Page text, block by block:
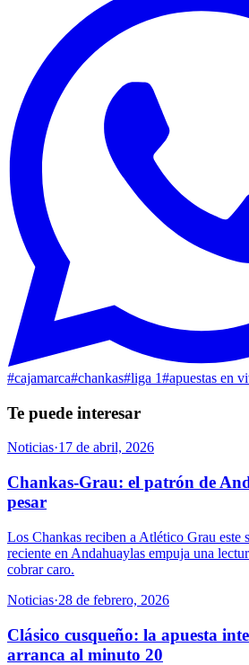
#cajamarca#chankas#liga 1#apuestas en
Te puede interesar
Noticias·17 de abril, 2026
Chankas-Grau: el patrón de
pesar
Los Chankas reciben a Atlético Grau este
reciente en Andahuaylas empuja una
cobrar caro.
Noticias·28 de febrero, 2026
Clásico cusqueño: la apuesta
arranca al minuto 20